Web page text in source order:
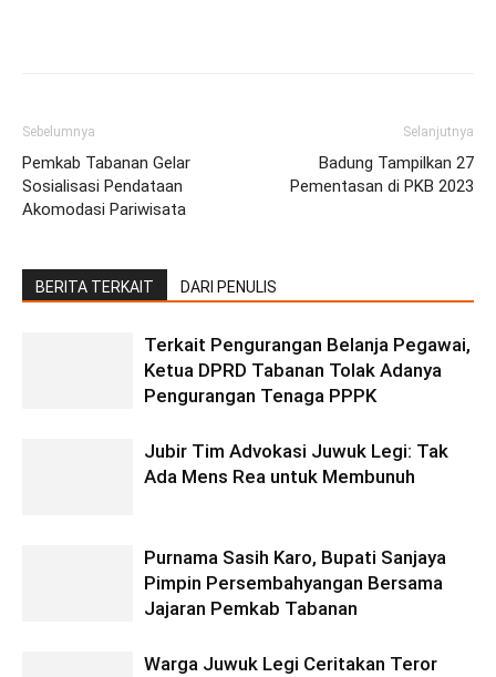
Sebelumnya
Pemkab Tabanan Gelar
Sosialisasi Pendataan
Akomodasi Pariwisata
Selanjutnya
Badung Tampilkan 27
Pementasan di PKB 2023
BERITA TERKAIT DARI PENULIS
Terkait Pengurangan Belanja Pegawai,
Ketua DPRD Tabanan Tolak Adanya
Pengurangan Tenaga PPPK
Jubir Tim Advokasi Juwuk Legi: Tak
Ada Mens Rea untuk Membunuh
Purnama Sasih Karo, Bupati Sanjaya
Pimpin Persembahyangan Bersama
Jajaran Pemkab Tabanan
Warga Juwuk Legi Ceritakan Teror